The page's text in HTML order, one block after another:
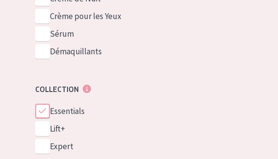
Crème pour les Yeux
Sérum
Démaquillants
COLLECTION
Essentials
Lift+
Expert